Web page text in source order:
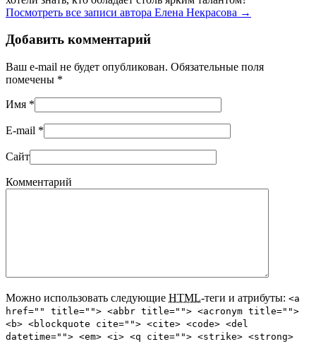
Посмотреть все записи автора Елена Некрасова →
Добавить комментарий
Ваш e-mail не будет опубликован. Обязательные поля
помечены *
Имя *
E-mail *
Сайт
Комментарий
Можно использовать следующие HTML-теги и атрибуты: <a
href="" title=""> <abbr title=""> <acronym title="">
<b> <blockquote cite=""> <cite> <code> <del
datetime=""> <em> <i> <q cite=""> <strike> <strong>